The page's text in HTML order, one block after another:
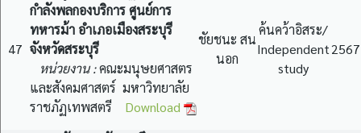
47
กำลังพลกองบริการ ศูนย์การ
ทหารม้า อำเภอเมืองสระบุรี
จังหวัดสระบุรี
หน่วยงาน :คณะมนุษยศาสตร
และสังคมศาสตร์ มหาวิทยาลัย
ราชภัฏเทพสตรี Download
ชัยชนะ สน
นอก
ค้นคว้าอิสระ/
Independent
study
2567